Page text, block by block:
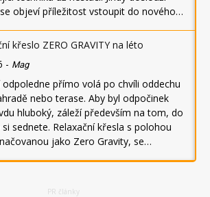
objeví příležitost vstoupit do nového…
křeslo ZERO GRAVITY na léto
- Mag
odpoledne přímo volá po chvíli oddechu
nebo terase. Aby byl odpočinek
hluboký, záleží především na tom, do
sednete. Relaxační křesla s polohou
jako Zero Gravity, se…
PR články